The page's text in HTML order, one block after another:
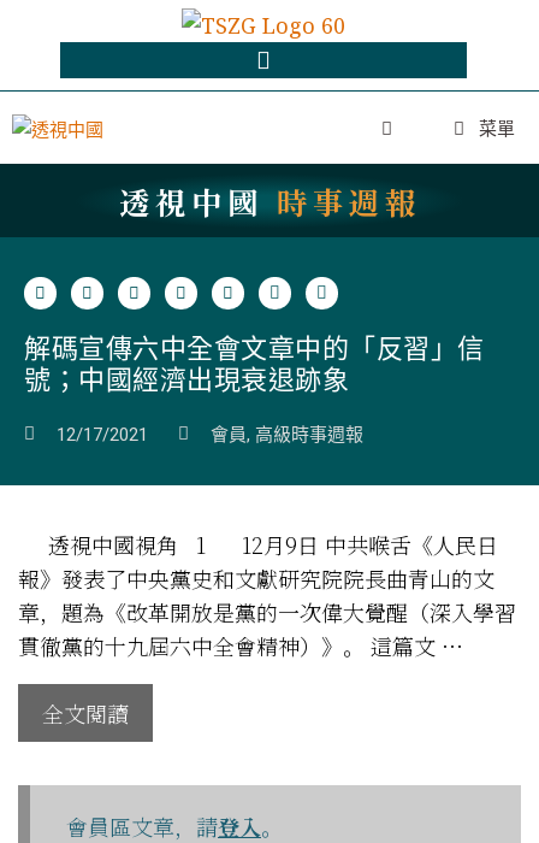
菜單
透視中國 時事週報
解碼宣傳六中全會文章中的「反習」信
號；中國經濟出現衰退跡象
12/17/2021 會員, 高級時事週報
透視中國視角 1 12月9日 中共喉舌《人民日
報》發表了中央黨史和文獻研究院院長曲青山的文
章，題為《改革開放是黨的一次偉大覺醒（深入學習
貫徹黨的十九屆六中全會精神）》。 這篇文 …
全文閱讀
會員區文章，請登入。